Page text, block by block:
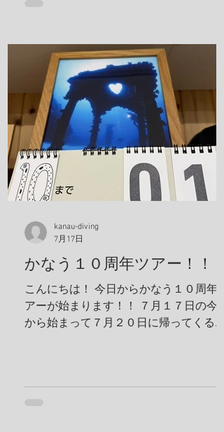
リ、タテシマシマギンポ、ハナヒゲウツ
ボ、イソギンチャクモエビ、サクラコシ
オリエビ、モズクショイ、クダゴンベ、
クチナシイロウミウシ、オルトマンワラ
エビ、サンゴモエビ、クマノミ、コダマ
タツ、ヨコシマエビ 報告者：一心 朝一番
にすることと言えばやっぱり日焼け止
め！ しっかり顔に塗っていきます。 ママ
も日焼け止め対策ばっちり！ これちゃん
と前見えてるそうです(笑) 一日目！ 写
ボノハゼペア！ ウスハオウギガニ、甲羅
の腺がカッコいい！ ホヤカクレエビ タテ
ジマヘビギンポ、泡が入ってておしゃ
ステイ！ 島探検もしました！ 阿部さん姉
妹がご飯を振舞ってくれま
かなう１０周年ツアー！！
こんにちは！ 今日からかなう１０周年ツ
アーが始まります！！ ７月１７日の今日
から始まって７月２０日に帰ってくる予
ー！！
kanau-diving
7月17日